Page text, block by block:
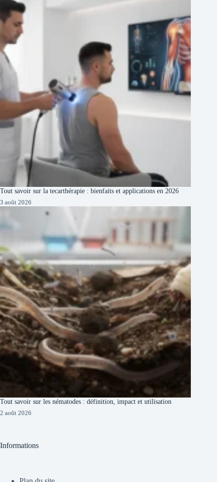
Tout savoir sur la tecarthérapie : bienfaits et applications en 2026
3 août 2026
Tout savoir sur les nématodes : définition, impact et utilisation
2 août 2026
Informations